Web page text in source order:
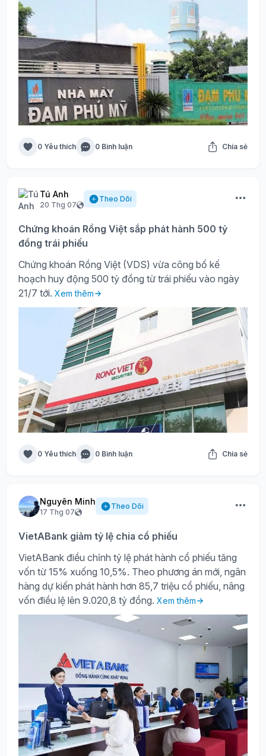
0 Yêu thích 0 Bình luận Chia sẻ
Tú Anh
20 Thg 07
Theo Dõi
Chứng khoán Rồng Việt sắp phát hành 500 tỷ
đồng trái phiếu
Chứng khoán Rồng Việt (VDS) vừa công bố kế
hoạch huy động 500 tỷ đồng từ trái phiếu vào ngày
21/7 tới. Xem thêm
0 Yêu thích 0 Bình luận Chia sẻ
Nguyên Minh
17 Thg 07
Theo Dõi
VietABank giảm tỷ lệ chia cổ phiếu
VietABank điều chỉnh tỷ lệ phát hành cổ phiếu tăng
vốn từ 15% xuống 10,5%. Theo phương án mới, ngân
hàng dự kiến phát hành hơn 85,7 triệu cổ phiếu, nâng
vốn điều lệ lên 9.020,8 tỷ đồng. Xem thêm